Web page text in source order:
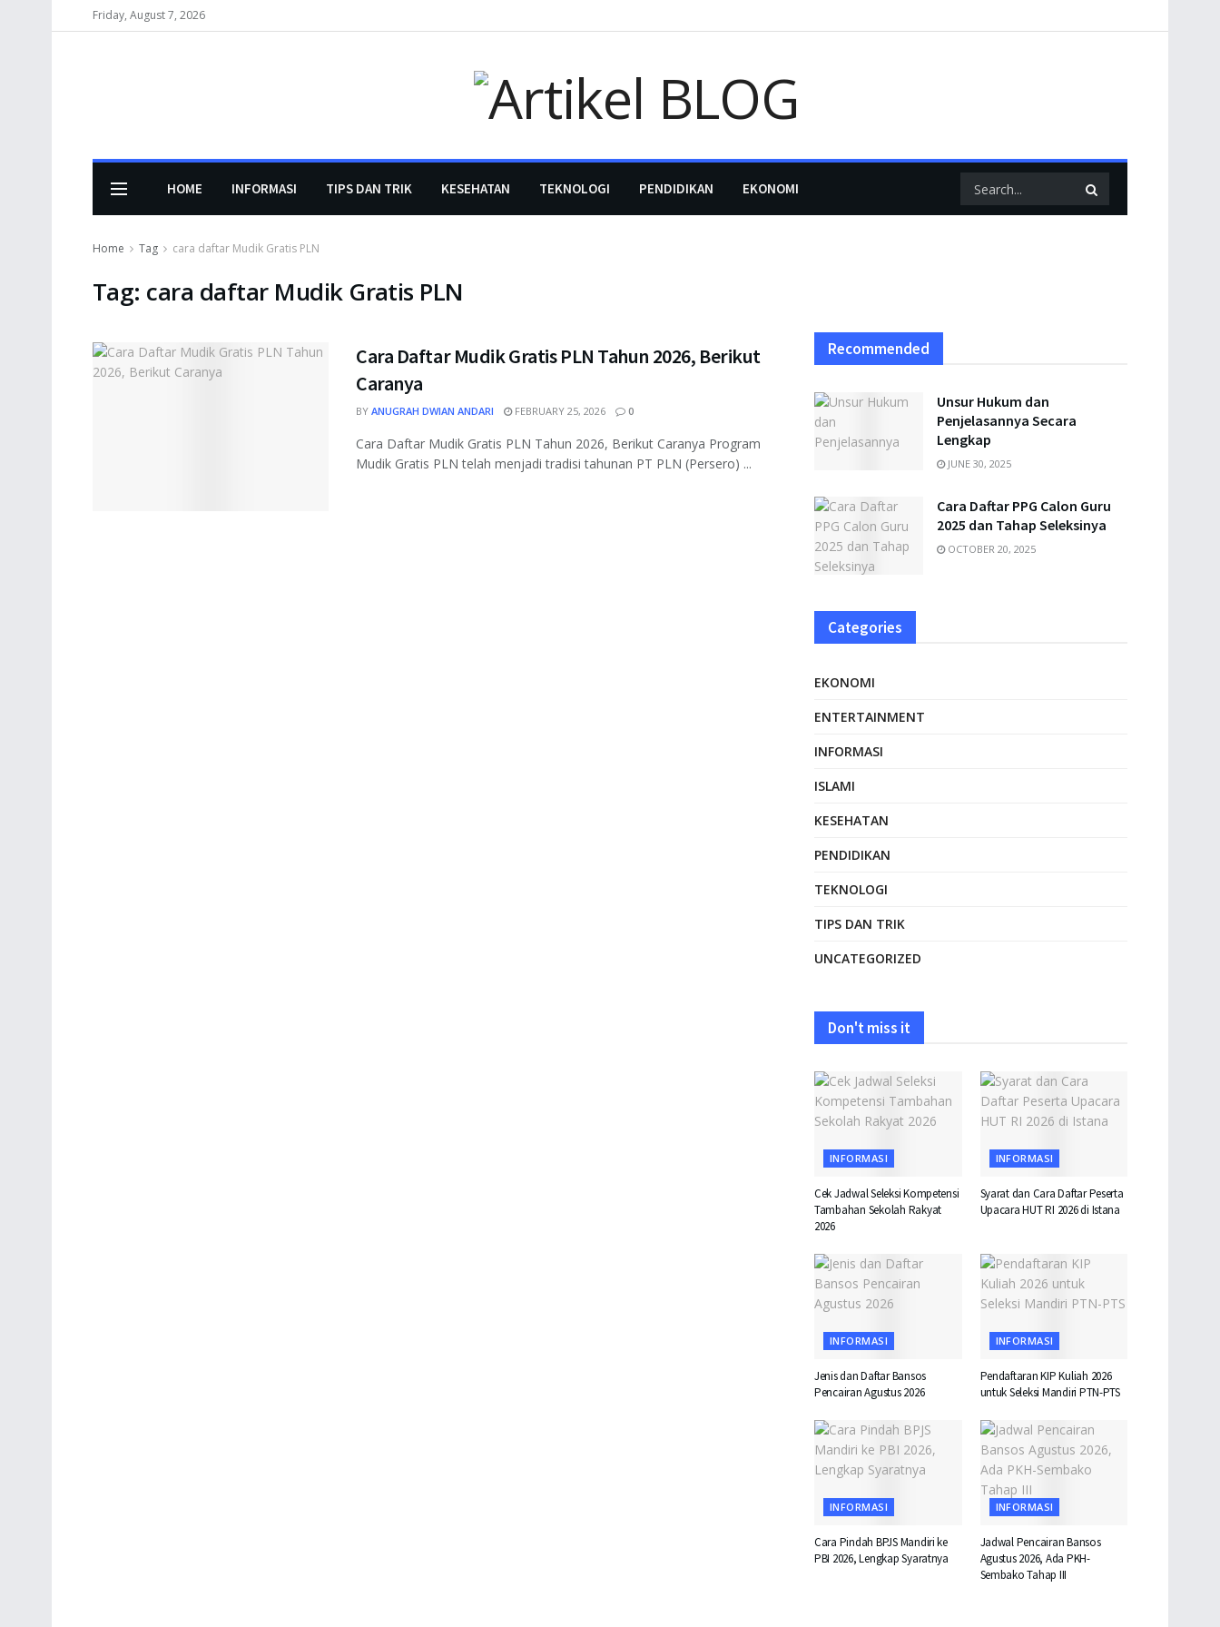
Friday, August 7, 2026
HOME INFORMASI TIPS DAN TRIK KESEHATAN TEKNOLOGI PENDIDIKAN EKONOMI
Home Tag cara daftar Mudik Gratis PLN
Tag: cara daftar Mudik Gratis PLN
Cara Daftar Mudik Gratis PLN Tahun 2026, Berikut
Caranya
BY ANUGRAH DWIAN ANDARI FEBRUARY 25, 2026 0
Cara Daftar Mudik Gratis PLN Tahun 2026, Berikut Caranya Program
Mudik Gratis PLN telah menjadi tradisi tahunan PT PLN (Persero) ...
Recommended
Unsur Hukum dan
Penjelasannya Secara
Lengkap
JUNE 30, 2025
Cara Daftar PPG Calon Guru
2025 dan Tahap Seleksinya
OCTOBER 20, 2025
Categories
EKONOMI
ENTERTAINMENT
INFORMASI
ISLAMI
KESEHATAN
PENDIDIKAN
TEKNOLOGI
TIPS DAN TRIK
UNCATEGORIZED
Don't miss it
INFORMASI
Cek Jadwal Seleksi Kompetensi
Tambahan Sekolah Rakyat
2026
INFORMASI
Syarat dan Cara Daftar Peserta
Upacara HUT RI 2026 di Istana
INFORMASI
Jenis dan Daftar Bansos
Pencairan Agustus 2026
INFORMASI
Pendaftaran KIP Kuliah 2026
untuk Seleksi Mandiri PTN-PTS
INFORMASI
Cara Pindah BPJS Mandiri ke
PBI 2026, Lengkap Syaratnya
INFORMASI
Jadwal Pencairan Bansos
Agustus 2026, Ada PKH-
Sembako Tahap III